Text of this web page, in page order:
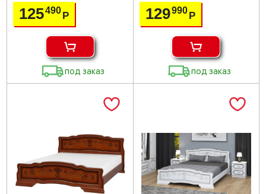
125490Р
под заказ
129990 Р
под заказ